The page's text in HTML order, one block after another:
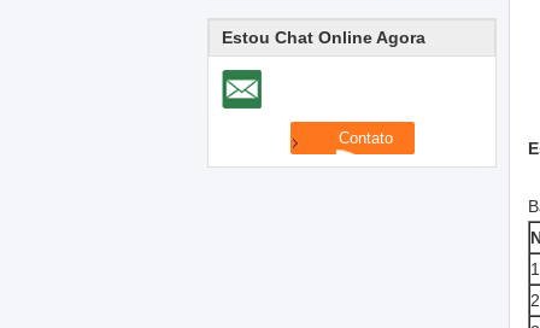
Estou Chat Online Agora
1
2